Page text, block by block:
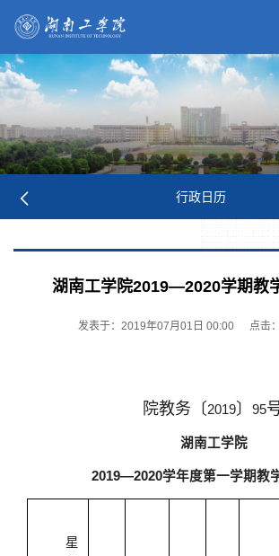
行政日历
湖南工学院2019—2020学期教
发表于：2019年07月01日 00:00 点击：
院教务〔2019〕 95
湖南工学院
2019—2020学年度第一学期教
星